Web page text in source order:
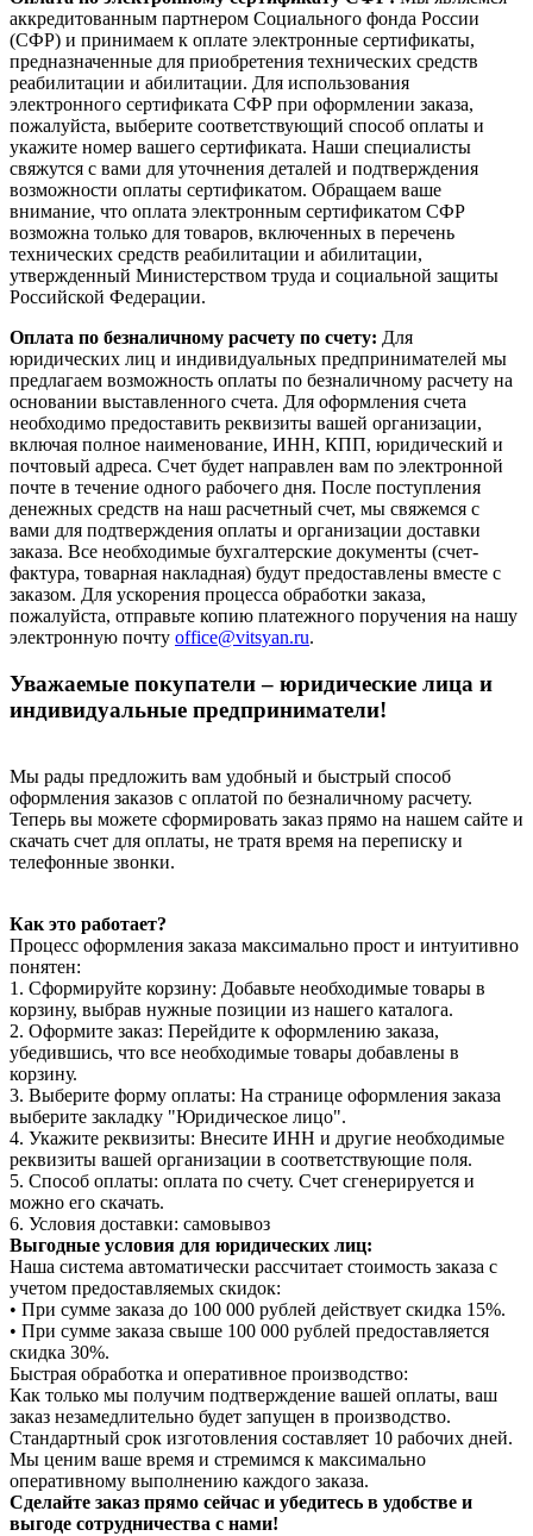
аккредитованным партнером Социального фонда России
(СФР) и принимаем к оплате электронные сертификаты,
предназначенные для приобретения технических средств
реабилитации и абилитации. Для использования
электронного сертификата СФР при оформлении заказа,
пожалуйста, выберите соответствующий способ оплаты и
укажите номер вашего сертификата. Наши специалисты
свяжутся с вами для уточнения деталей и подтверждения
возможности оплаты сертификатом. Обращаем ваше
внимание, что оплата электронным сертификатом СФР
возможна только для товаров, включенных в перечень
технических средств реабилитации и абилитации,
утвержденный Министерством труда и социальной защиты
Российской Федерации.
Оплата по безналичному расчету по счету: Для
юридических лиц и индивидуальных предпринимателей мы
предлагаем возможность оплаты по безналичному расчету на
основании выставленного счета. Для оформления счета
необходимо предоставить реквизиты вашей организации,
включая полное наименование, ИНН, КПП, юридический и
почтовый адреса. Счет будет направлен вам по электронной
почте в течение одного рабочего дня. После поступления
денежных средств на наш расчетный счет, мы свяжемся с
вами для подтверждения оплаты и организации доставки
заказа. Все необходимые бухгалтерские документы (счет-
фактура, товарная накладная) будут предоставлены вместе с
заказом. Для ускорения процесса обработки заказа,
пожалуйста, отправьте копию платежного поручения на нашу
электронную почту office@vitsyan.ru.
Уважаемые покупатели – юридические лица и
индивидуальные предприниматели!
Мы рады предложить вам удобный и быстрый способ
оформления заказов с оплатой по безналичному расчету.
Теперь вы можете сформировать заказ прямо на нашем сайте и
скачать счет для оплаты, не тратя время на переписку и
телефонные звонки.
Как это работает?
Процесс оформления заказа максимально прост и интуитивно
понятен:
1. Сформируйте корзину: Добавьте необходимые товары в
корзину, выбрав нужные позиции из нашего каталога.
2. Оформите заказ: Перейдите к оформлению заказа,
убедившись, что все необходимые товары добавлены в
корзину.
3. Выберите форму оплаты: На странице оформления заказа
выберите закладку "Юридическое лицо".
4. Укажите реквизиты: Внесите ИНН и другие необходимые
реквизиты вашей организации в соответствующие поля.
5. Способ оплаты: оплата по счету. Счет сгенерируется и
можно его скачать.
6. Условия доставки: самовывоз
Выгодные условия для юридических лиц:
Наша система автоматически рассчитает стоимость заказа с
учетом предоставляемых скидок:
• При сумме заказа до 100 000 рублей действует скидка 15%.
• При сумме заказа свыше 100 000 рублей предоставляется
скидка 30%.
Быстрая обработка и оперативное производство:
Как только мы получим подтверждение вашей оплаты, ваш
заказ незамедлительно будет запущен в производство.
Стандартный срок изготовления составляет 10 рабочих дней.
Мы ценим ваше время и стремимся к максимально
оперативному выполнению каждого заказа.
Сделайте заказ прямо сейчас и убедитесь в удобстве и
выгоде сотрудничества с нами!